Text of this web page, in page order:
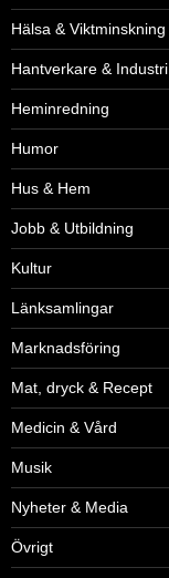
Hälsa & Viktminskning
Hantverkare & Industri
Heminredning
Humor
Hus & Hem
Jobb & Utbildning
Kultur
Länksamlingar
Marknadsföring
Mat, dryck & Recept
Medicin & Vård
Musik
Nyheter & Media
Övrigt